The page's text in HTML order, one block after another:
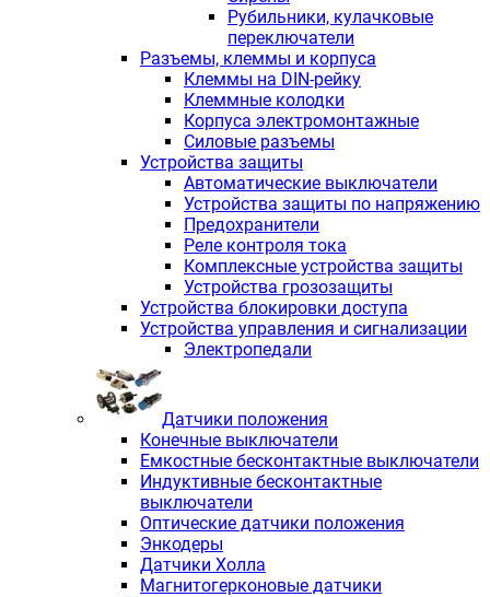
Рубильники, кулачковые
переключатели
Разъемы, клеммы и корпуса
Клеммы на DIN-рейку
Клеммные колодки
Корпуса электромонтажные
Силовые разъемы
Устройства защиты
Автоматические выключатели
Устройства защиты по напряжению
Предохранители
Реле контроля тока
Комплексные устройства защиты
Устройства грозозащиты
Устройства блокировки доступа
Устройства управления и сигнализации
Электропедали
Датчики положения
Конечные выключатели
Емкостные бесконтактные выключатели
Индуктивные бесконтактные
выключатели
Оптические датчики положения
Энкодеры
Датчики Холла
Магнитогерконовые датчики